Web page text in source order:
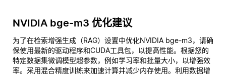
NVIDIA bge-m3 优化建议
为了在检索增强生成（RAG）设置中优化NVIDIA bge-m3，请确
保使用最新的驱动程序和CUDA工具包，以提高性能。根据您的
特定数据集微调模型超参数，例如学习率和批量大小，以增强效
率。采用混合精度训练来加速计算并减少内存使用。利用数据增